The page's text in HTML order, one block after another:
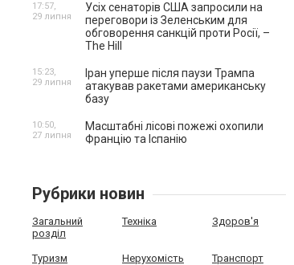
Усіх сенаторів США запросили на
переговори із Зеленським для
обговорення санкцій проти Росії, –
The Hill
17:57,
29 липня
Іран уперше після паузи Трампа
атакував ракетами американську
базу
15:23,
29 липня
Масштабні лісові пожежі охопили
Францію та Іспанію
10:50,
27 липня
Рубрики новин
Загальний
розділ
Техніка Здоров'я
Туризм Нерухомість Транспорт